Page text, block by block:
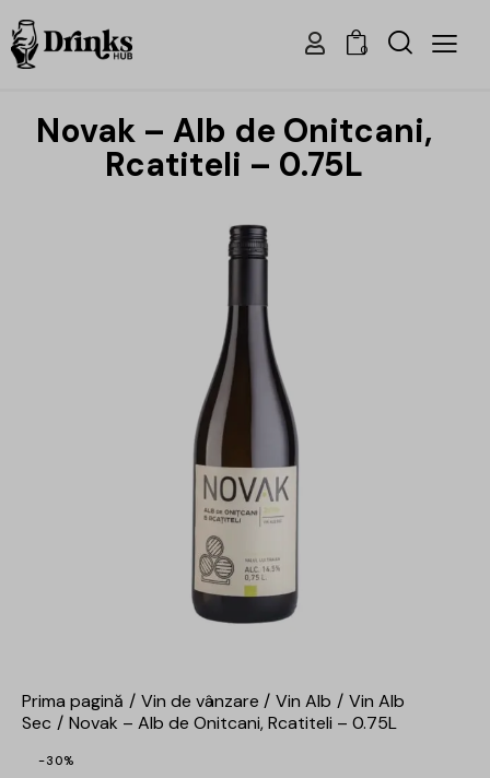
0
Novak – Alb de Onitcani,
Rcatiteli – 0.75L
Prima pagină Vin de vânzare Vin Alb
Vin Alb
Sec
Novak – Alb de Onitcani, Rcatiteli – 0.75L
-30%